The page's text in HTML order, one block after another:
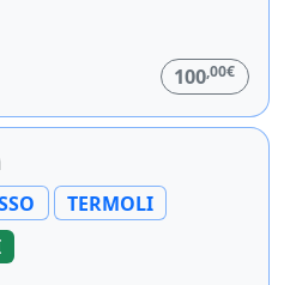
100,00€
TERMOLI